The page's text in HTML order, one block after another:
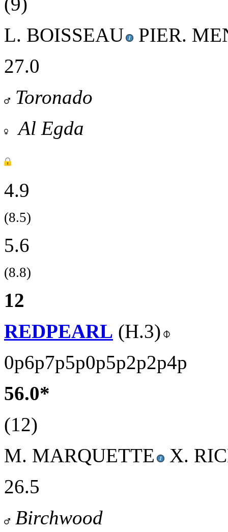
L. BOISSEAU
PIER.
27.0
Toronado
Al Egda
4.9
(8.5)
5.6
(8.8)
12
REDPEARL (H.3)
0p6p7p5p0p5p2p2p4p
56.0*
(12)
M. MARQUETTE
X.
26.5
Birchwood